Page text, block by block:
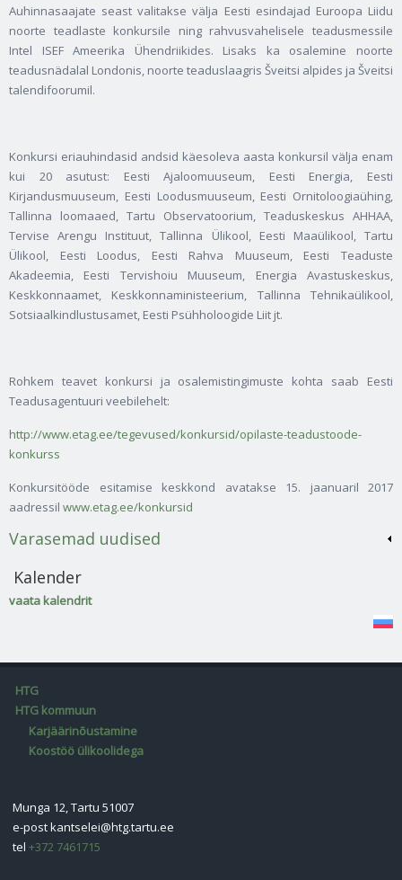
Auhinnasaajate seast valitakse välja Eesti esindajad Euroopa Liidu
noorte teadlaste konkursile ning rahvusvahelisele teadusmessile
Intel ISEF Ameerika Ühendriikides. Lisaks ka osalemine noorte
teadusnädalal Londonis, noorte teaduslaagris Šveitsi alpides ja Šveitsi
talendifoorumil.
Konkursi eriauhindasid andsid käesoleva aasta konkursil välja enam
kui 20 asutust: Eesti Ajaloomuuseum, Eesti Energia, Eesti
Kirjandusmuuseum, Eesti Loodusmuuseum, Eesti Ornitoloogiaühing,
Tallinna loomaaed, Tartu Observatoorium, Teaduskeskus AHHAA,
Tervise Arengu Instituut, Tallinna Ülikool, Eesti Maaülikool, Tartu
Ülikool, Eesti Loodus, Eesti Rahva Muuseum, Eesti Teaduste
Akadeemia, Eesti Tervishoiu Muuseum, Energia Avastuskeskus,
Keskkonnaamet, Keskkonnaministeerium, Tallinna Tehnikaülikool,
Sotsiaalkindlustusamet, Eesti Psühholoogide Liit jt.
Rohkem teavet konkursi ja osalemistingimuste kohta saab Eesti
Teadusagentuuri veebilehelt:
http://www.etag.ee/tegevused/konkursid/opilaste-teadustoode-
konkurss
Konkursitööde esitamise keskkond avatakse 15. jaanuaril 2017
aadressil www.etag.ee/konkursid
Varasemad uudised
Kalender
vaata kalendrit
HTG
HTG kommuun
Karjäärinõustamine
Koostöö ülikoolidega
Munga 12, Tartu 51007
e-postkantselei@htg.tartu.ee
tel+372 7461715